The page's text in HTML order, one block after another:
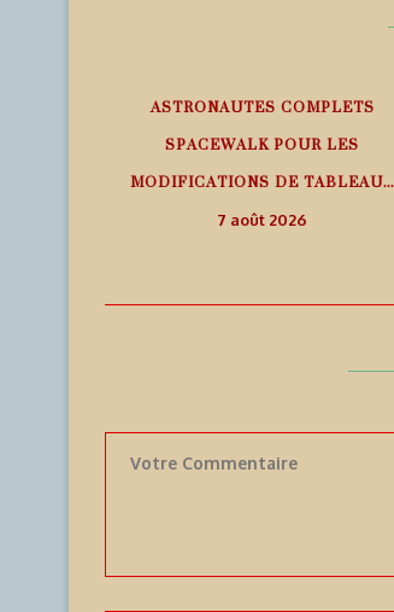
ASTRONAUTES COMPLETS
SPACEWALK POUR LES
MODIFICATIONS DE TABLEAU...
7 août 2026